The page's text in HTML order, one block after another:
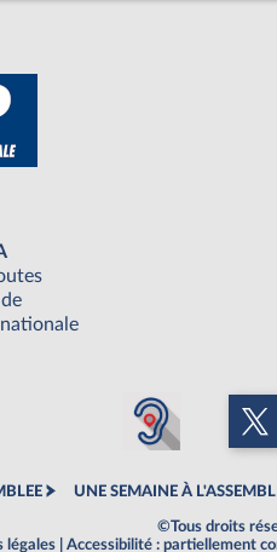
nationale
UNE SEMAINE À
©Tous droits
légales
Accessibilité : partiellement